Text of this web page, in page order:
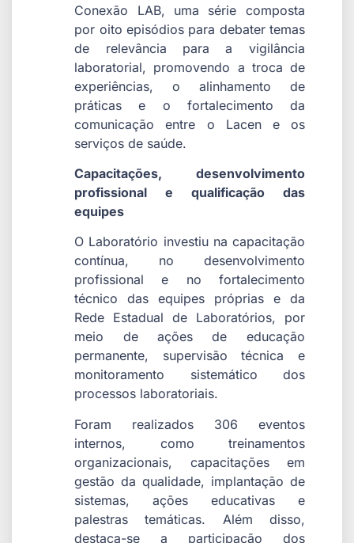
Conexão LAB, uma série composta
por oito episódios para debater temas
de relevância para a vigilância
laboratorial, promovendo a troca de
experiências, o alinhamento de
práticas e o fortalecimento da
comunicação entre o Lacen e os
serviços de saúde.
Capacitações, desenvolvimento
profissional e qualificação das
equipes
O Laboratório investiu na capacitação
contínua, no desenvolvimento
profissional e no fortalecimento
técnico das equipes próprias e da
Rede Estadual de Laboratórios, por
meio de ações de educação
permanente, supervisão técnica e
monitoramento sistemático dos
processos laboratoriais.
Foram realizados 306 eventos
internos, como treinamentos
organizacionais, capacitações em
gestão da qualidade, implantação de
sistemas, ações educativas e
palestras temáticas. Além disso,
destaca-se a participação dos